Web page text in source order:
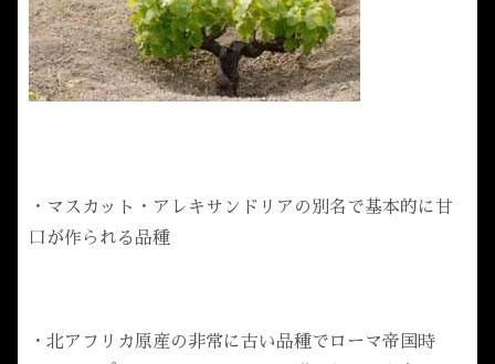
・マスカット・アレキサンドリアの別名で基本的に甘
口が作られる品種
・北アフリカ原産の非常に古い品種でローマ帝国時